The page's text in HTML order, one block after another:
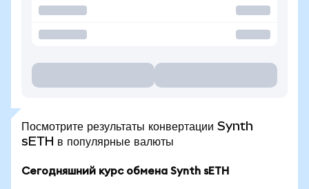
Посмотрите результаты конвертации Synth
sETH в популярные валюты
Сегодняшний курс обмена Synth sETH